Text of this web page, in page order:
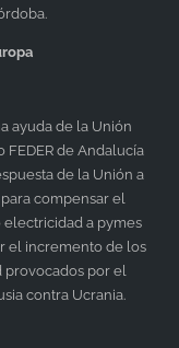
ayuda de la Unión
de Andalucía
de la Unión a
para compensar el
a pymes
el incremento de los
provocados por el
contra Ucrania.